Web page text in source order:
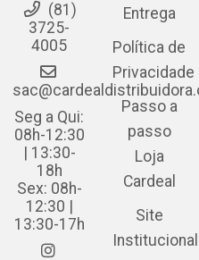
(81)
3725-
4005
Seg a Qui:
08h-12:30
| 13:30-
18h
Sex: 08h-
12:30 |
13:30-17h
Entrega
Política de
Privacidade
Passo a
passo
Loja
Cardeal
Site
Institucional